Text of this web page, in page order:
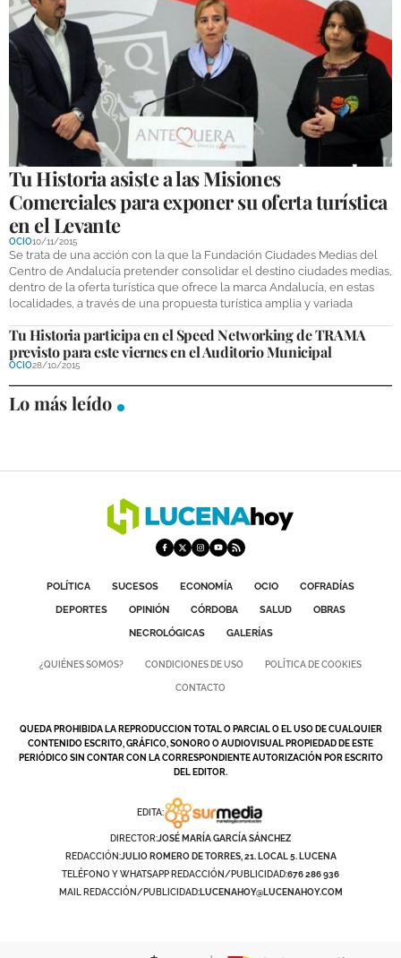
Tu Historia asiste a las Misiones
Comerciales para exponer su oferta turística
en el Levante
OCIO10/11/2015
Se trata de una acción con la que la Fundación Ciudades Medias del
Centro de Andalucía pretender consolidar el destino ciudades medias,
dentro de la oferta turística que ofrece la marca Andalucía, en estas
localidades, a través de una propuesta turística amplia y variada
Tu Historia participa en el Speed Networking de TRAMA
previsto para este viernes en el Auditorio Municipal
OCIO28/10/2015
Lo más leído
POLÍTICA SUCESOS ECONOMÍA OCIO
COFRADÍAS
DEPORTES
OPINIÓN CÓRDOBA SALUD
OBRAS
NECROLÓGICAS
GALERÍAS
¿QUIÉNES SOMOS? CONDICIONES DE USO POLÍTICA DE COOKIES
CONTACTO
QUEDA PROHIBIDA LA REPRODUCCION TOTAL O PARCIAL O EL USO DE CUALQUIER
CONTENIDO ESCRITO, GRÁFICO, SONORO O AUDIOVISUAL PROPIEDAD DE ESTE
PERIÓDICO SIN CONTAR CON LA CORRESPONDIENTE AUTORIZACIÓN POR ESCRITO
DEL EDITOR.
EDITA:
DIRECTOR:JOSÉ MARÍA GARCÍA SÁNCHEZ
REDACCIÓN:JULIO ROMERO DE TORRES, 21. LOCAL 5. LUCENA
TELÉFONO Y WHATSAPP REDACCIÓN/PUBLICIDAD:676 286 936
MAIL REDACCIÓN/PUBLICIDAD:LUCENAHOY@LUCENAHOY.COM